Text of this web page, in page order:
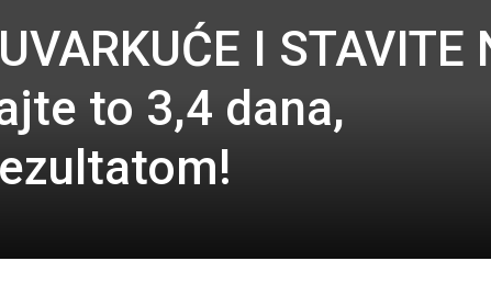
I STAVITE
to 3,4 dana,